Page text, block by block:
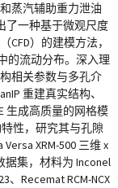
蒸汽辅助重力泄油
了一种基于微观尺度
）的建模方法，
的流动分布。深入理
相关参数与多孔介
重建真实结构、
生成高质量的网格模
性，研究其与孔隙
XRM-500 三维 x
据集，材料为 Inconel
、Recemat RCM-NCX